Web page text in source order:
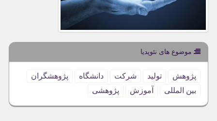
موضوع های نئوپدیا
پژوهش تولید شركت دانشگاه
پژوهشگران
بین المللی
آموزش پژوهشی